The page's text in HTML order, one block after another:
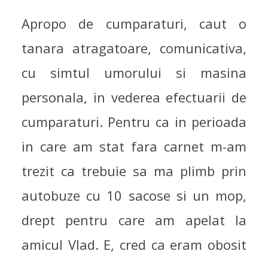
Apropo de cumparaturi, caut o
tanara atragatoare, comunicativa,
cu simtul umorului si masina
personala, in vederea efectuarii de
cumparaturi. Pentru ca in perioada
in care am stat fara carnet m-am
trezit ca trebuie sa ma plimb prin
autobuze cu 10 sacose si un mop,
drept pentru care am apelat la
amicul Vlad. E, cred ca eram obosit